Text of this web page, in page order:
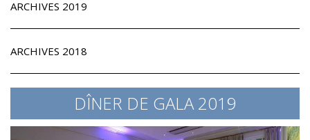
ARCHIVES 2019
ARCHIVES 2018
DÎNER DE GALA 2019